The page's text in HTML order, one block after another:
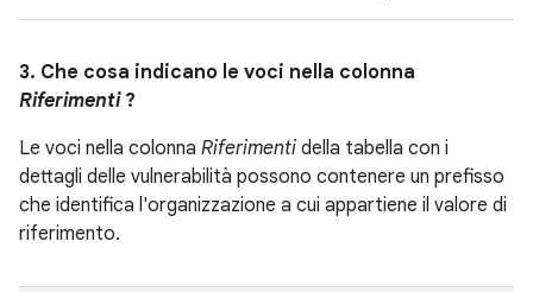
3. Che cosa indicano le voci nella colonna
Riferimenti?
Le voci nella colonna Riferimenti della tabella con i
dettagli delle vulnerabilità possono contenere un prefisso
che identifica l'organizzazione a cui appartiene il valore di
riferimento.